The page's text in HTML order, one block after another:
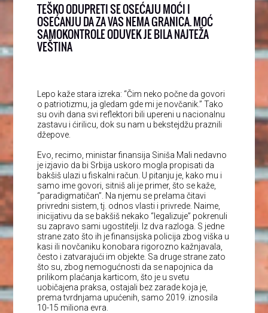
TEŠKO ODUPRETI SE OSEĆAJU MOĆI I
OSEĆANJU DA ZA VAS NEMA GRANICA. MOĆ
SAMOKONTROLE ODUVEK JE BILA NAJTEŽA
VEŠTINA
Lepo kaže stara izreka: “Čim neko počne da govori
o patriotizmu, ja gledam gde mi je novčanik.” Tako
su ovih dana svi reflektori bili upereni u nacionalnu
zastavu i ćirilicu, dok su nam u bekstejdžu praznili
džepove.
Evo, recimo, ministar finansija Siniša Mali nedavno
je izjavio da bi Srbija uskoro mogla propisati da
bakšiš ulazi u fiskalni račun. U pitanju je, kako mu i
samo ime govori, sitniš ali je primer, što se kaže,
“paradigmatičan”. Na njemu se prelama čitavi
privredni sistem, tj. odnos vlasti i privrede. Naime,
inicijativu da se bakšiš nekako “legalizuje” pokrenuli
su zapravo sami ugostitelji. Iz dva razloga. S jedne
strane zato što ih je finansijska policija zbog viška u
kasi ili novčaniku konobara rigorozno kažnjavala,
često i zatvarajući im objekte. Sa druge strane zato
što su, zbog nemogućnosti da se napojnica da
prilikom plaćanja karticom, što je u svetu
uobičajena praksa, ostajali bez zarade koja je,
prema tvrdnjama upućenih, samo 2019. iznosila
10-15 miliona evra.